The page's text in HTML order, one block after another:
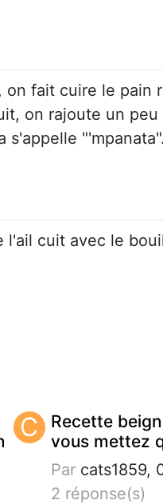
fait cuire le pain
on rajoute un
s'appelle "'mpanata".
l'ail cuit avec le
C
Recette
vous mettez
Parcats1859,
2 réponse(s)